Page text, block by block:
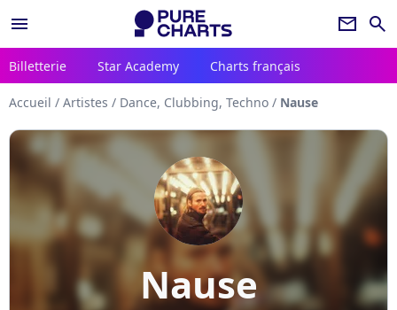
menu newsletter search
Billetterie Star Academy Charts français
Accueil / Artistes / Dance, Clubbing, Techno / Nause
Nause